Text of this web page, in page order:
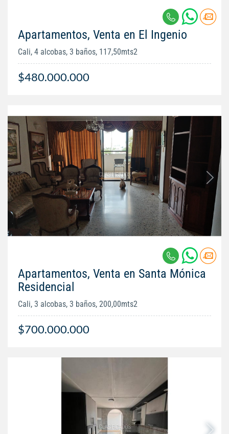
Apartamentos, Venta en El Ingenio
Cali, 4 alcobas, 3 baños, 117,50mts2
$480.000.000
Apartamentos, Venta en Santa Mónica
Residencial
Cali, 3 alcobas, 3 baños, 200,00mts2
$700.000.000